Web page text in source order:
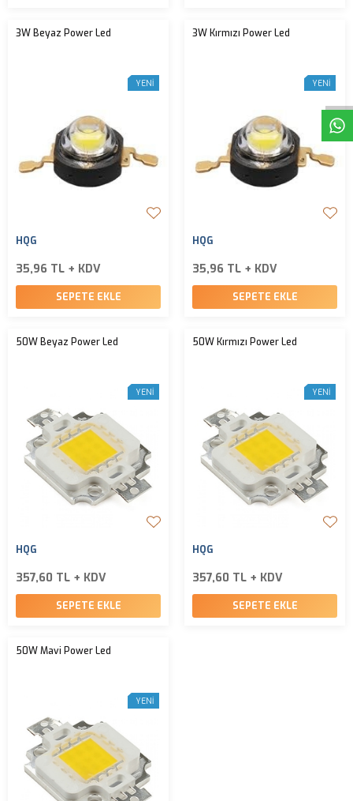
W
h
t
s
a
p
p
D
e
s
e
H
a
t
t
3W Beyaz Power Led
YENI
HQG
35,96 TL + KDV
SEPETE EKLE
3W Kırmızı Power Led
YENI
HQG
35,96 TL + KDV
SEPETE EKLE
50W Beyaz Power Led
YENI
HQG
357,60 TL + KDV
SEPETE EKLE
50W Kırmızı Power Led
YENI
HQG
357,60 TL + KDV
SEPETE EKLE
50W Mavi Power Led
YENI